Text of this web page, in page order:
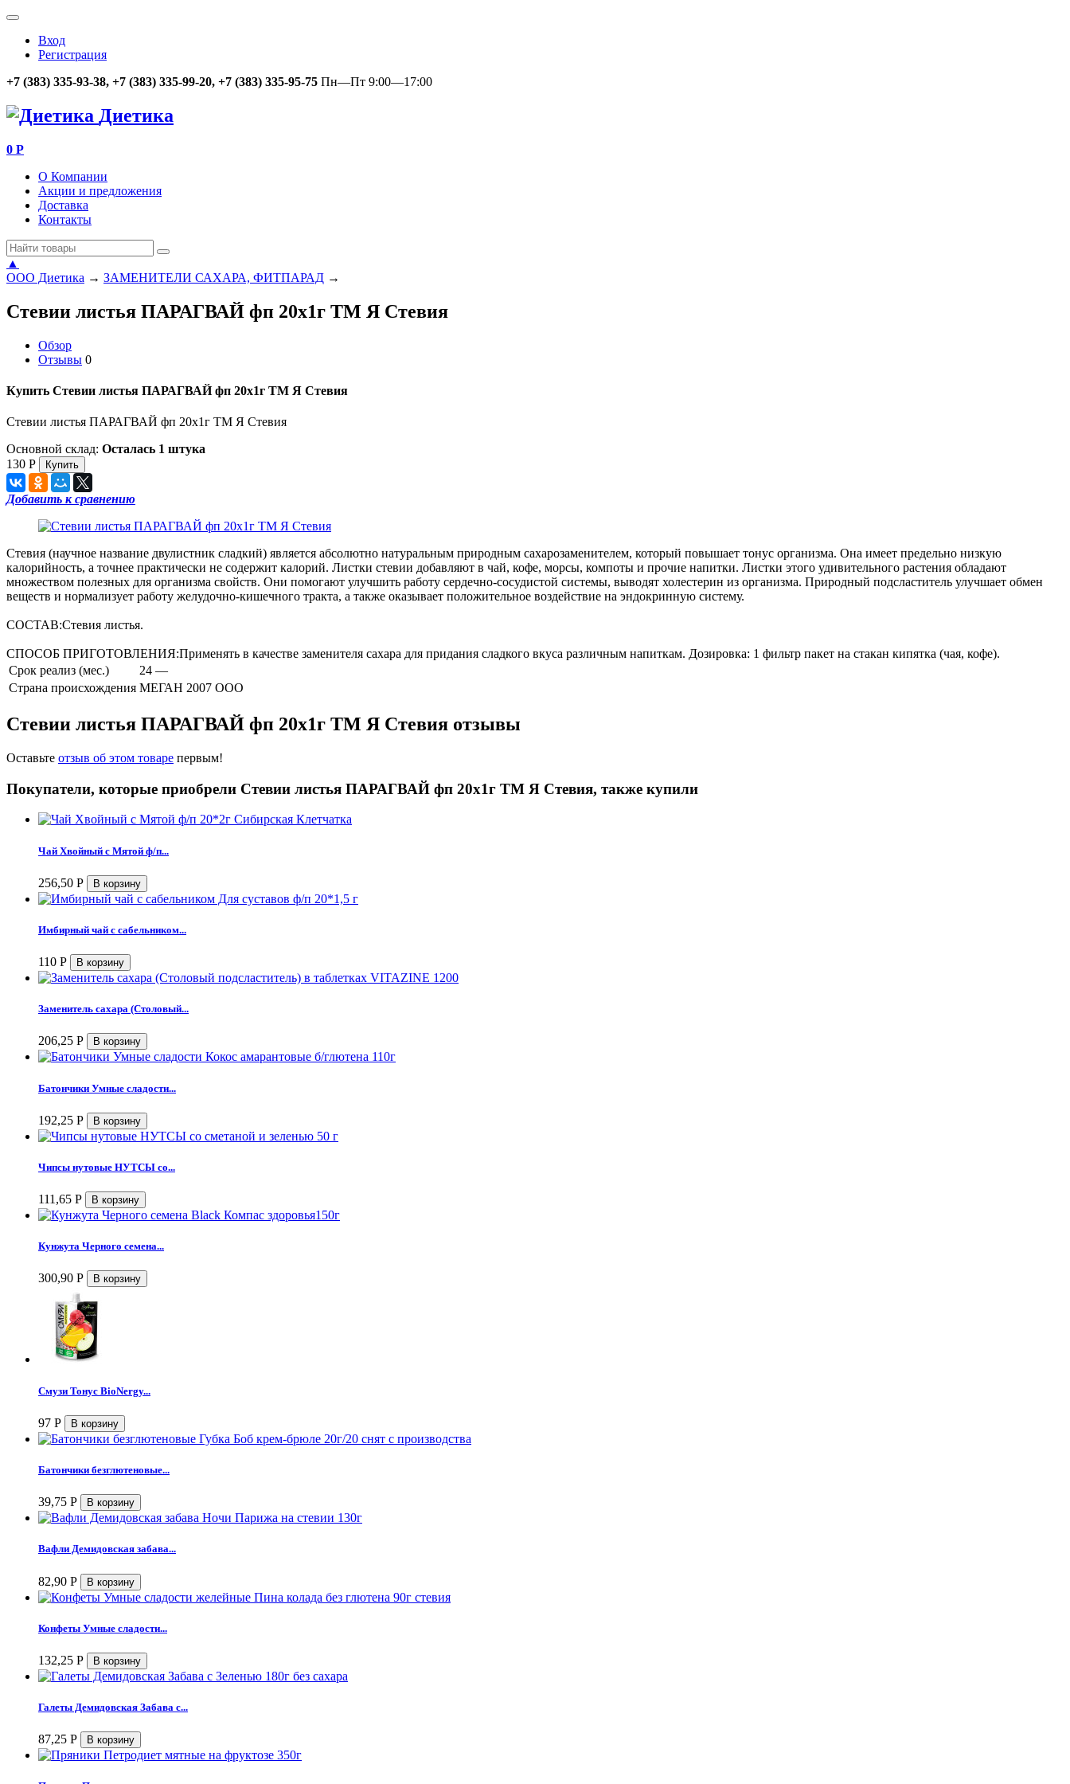
Вход
Регистрация
+7 (383) 335-93-38, +7 (383) 335-99-20, +7 (383) 335-95-75 Пн—Пт 9:00—17:00
Диетика
0 Р
О Компании
Акции и предложения
Доставка
Контакты
▲
ООО Диетика → ЗАМЕНИТЕЛИ САХАРА, ФИТПАРАД →
Стевии листья ПАРАГВАЙ фп 20х1г ТМ Я Стевия
Обзор
Отзывы 0
Купить Стевии листья ПАРАГВАЙ фп 20х1г ТМ Я Стевия
Стевии листья ПАРАГВАЙ фп 20х1г ТМ Я Стевия
Основной склад: Осталась 1 штука
130 Р
Добавить к сравнению
Стевия (научное название двулистник сладкий) является абсолютно натуральным природным сахарозаменителем, который повышает тонус организма. Она имеет предельно низкую
калорийность, а точнее практически не содержит калорий. Листки стевии добавляют в чай, кофе, морсы, компоты и прочие напитки. Листки этого удивительного растения обладают
множеством полезных для организма свойств. Они помогают улучшить работу сердечно-сосудистой системы, выводят холестерин из организма. Природный подсластитель улучшает обмен
веществ и нормализует работу желудочно-кишечного тракта, а также оказывает положительное воздействие на эндокринную систему.
СОСТАВ:Стевия листья.
СПОСОБ ПРИГОТОВЛЕНИЯ:Применять в качестве заменителя сахара для придания сладкого вкуса различным напиткам. Дозировка: 1 фильтр пакет на стакан кипятка (чая, кофе).
Срок реализ (мес.)
24 —
Страна происхождения МЕГАН 2007 ООО
Стевии листья ПАРАГВАЙ фп 20х1г ТМ Я Стевия отзывы
Оставьте отзыв об этом товаре первым!
Покупатели, которые приобрели Стевии листья ПАРАГВАЙ фп 20х1г ТМ Я Стевия, также купили
Чай Хвойный с Мятой ф/п...
256,50 Р
Имбирный чай с сабельником...
110 Р
Заменитель сахара (Столовый...
206,25 Р
Батончики Умные сладости...
192,25 Р
Чипсы нутовые НУТСЫ со...
111,65 Р
Кунжута Черного семена...
300,90 Р
Смузи Тонус BioNergy...
97 Р
Батончики безглютеновые...
39,75 Р
Вафли Демидовская забава...
82,90 Р
Конфеты Умные сладости...
132,25 Р
Галеты Демидовская Забава с...
87,25 Р